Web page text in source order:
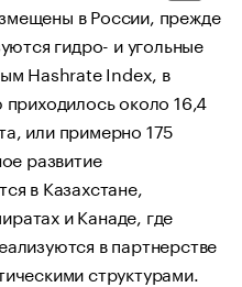
в России, прежде
гидро- и угольные
Hashrate Index, в
около 16,4
или примерно 175
развитие
в Казахстане,
и Канаде, где
в партнерстве
структурами.